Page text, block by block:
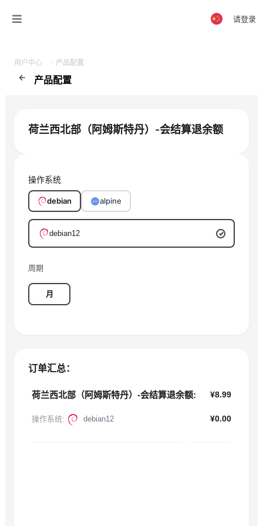
请登录
用户中心 产品配置
产品配置
荷兰西北部（阿姆斯特丹）-会结算退余额
操作系统
debian alpine
debian12
周期
月
订单汇总：
荷兰西北部（阿姆斯特丹）-会结算退余额: ¥8.99
操作系统: debian12 ¥0.00